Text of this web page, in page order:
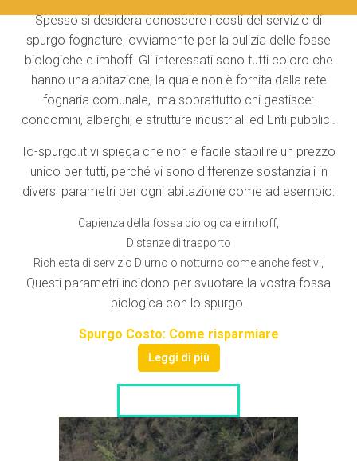
Spesso si desidera conoscere i costi del servizio di
spurgo fognature, ovviamente per la pulizia delle fosse
biologiche e imhoff. Gli interessati sono tutti coloro che
hanno una abitazione, la quale non è fornita dalla rete
fognaria comunale, ma soprattutto chi gestisce:
condomini, alberghi, e strutture industriali ed Enti pubblici.
Io-spurgo.it vi spiega che non è facile stabilire un prezzo
unico per tutti, perché vi sono differenze sostanziali in
diversi parametri per ogni abitazione come ad esempio:
Capienza della fossa biologica e imhoff,
Distanze di trasporto
Richiesta di servizio Diurno o notturno come anche festivi,
Questi parametri incidono per svuotare la vostra fossa
biologica con lo spurgo.
Spurgo Costo: Come risparmiare
Leggi di più